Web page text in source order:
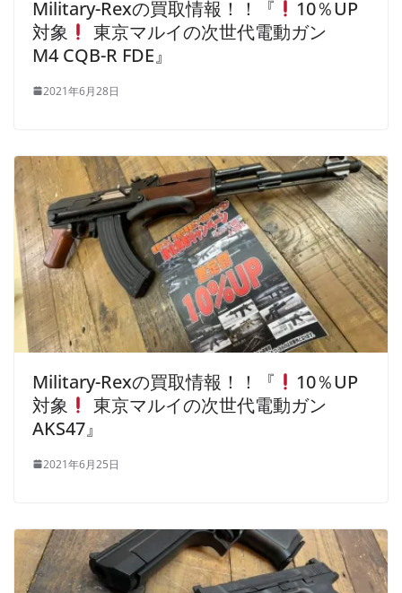
Military-Rexの買取情報！！『
10％UP
対象
東京マルイの次世代電動ガン
M4 CQB-R FDE』
2021年6月28日
Military-Rexの買取情報！！『
10％UP
対象
東京マルイの次世代電動ガン
AKS47』
2021年6月25日